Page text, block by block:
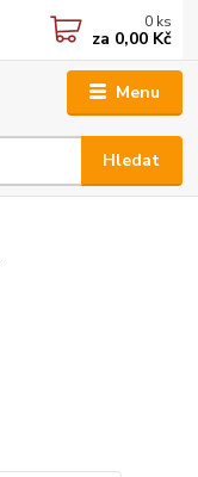
Menu
Hledat
0 ks
za 0,00 Kč